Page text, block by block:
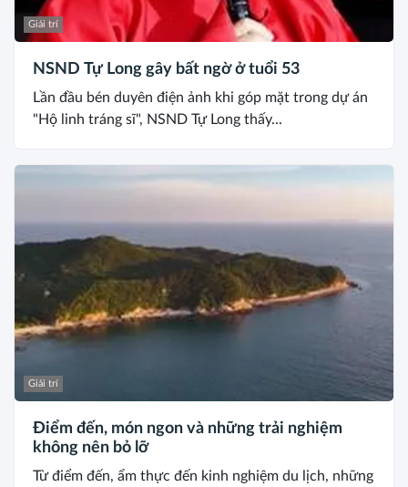
Giải trí
NSND Tự Long gây bất ngờ ở tuổi 53
Lần đầu bén duyên điện ảnh khi góp mặt trong dự án
"Hộ linh tráng sĩ", NSND Tự Long thấy...
Giải trí
Điểm đến, món ngon và những trải nghiệm
không nên bỏ lỡ
Từ điểm đến, ẩm thực đến kinh nghiệm du lịch, những